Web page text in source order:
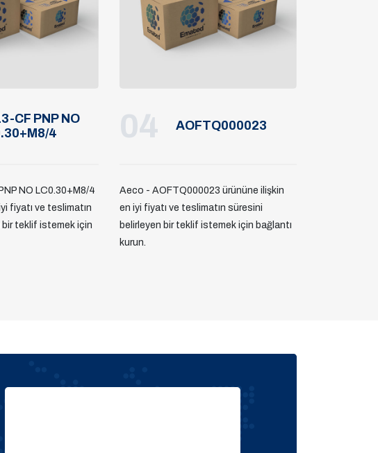
CF PNP NO
4
NO LC0.30+M8/4
fiyatı ve teslimatın
teklif istemek için
04 AOFTQ000023
Aeco - AOFTQ000023 ürününe ilişkin
en iyi fiyatı ve teslimatın süresini
belirleyen bir teklif istemek için bağlantı
kurun.